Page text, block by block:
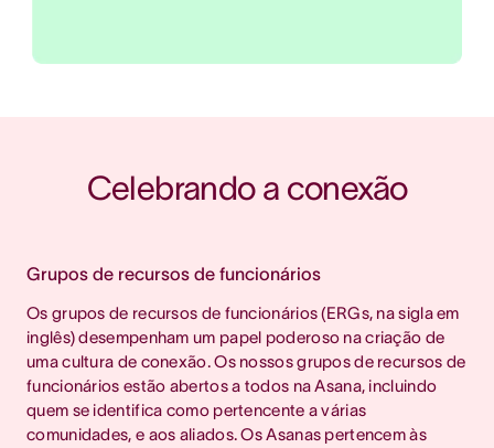
Celebrando a conexão
Grupos de recursos de funcionários
Os grupos de recursos de funcionários (ERGs, na sigla em
inglês) desempenham um papel poderoso na criação de
uma cultura de conexão. Os nossos grupos de recursos de
funcionários estão abertos a todos na Asana, incluindo
quem se identifica como pertencente a várias
comunidades, e aos aliados. Os Asanas pertencem às